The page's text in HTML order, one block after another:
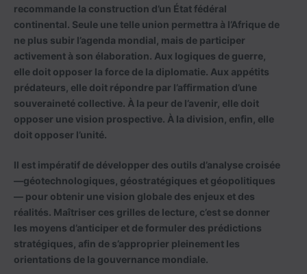
recommande la construction d’un État fédéral
continental. Seule une telle union permettra à l’Afrique de
ne plus subir l’agenda mondial, mais de participer
activement à son élaboration. Aux logiques de guerre,
elle doit opposer la force de la diplomatie. Aux appétits
prédateurs, elle doit répondre par l’affirmation d’une
souveraineté collective. À la peur de l’avenir, elle doit
opposer une vision prospective. À la division, enfin, elle
doit opposer l’unité.
Il est impératif de développer des outils d’analyse croisée
—géotechnologiques, géostratégiques et géopolitiques
— pour obtenir une vision globale des enjeux et des
réalités. Maîtriser ces grilles de lecture, c’est se donner
les moyens d’anticiper et de formuler des prédictions
stratégiques, afin de s’approprier pleinement les
orientations de la gouvernance mondiale.